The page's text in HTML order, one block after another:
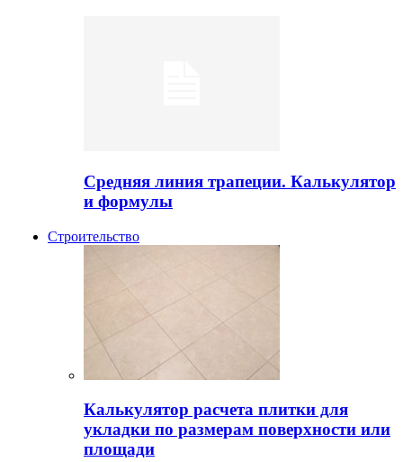
Средняя линия трапеции. Калькулятор
и формулы
Строительство
Калькулятор расчета плитки для
укладки по размерам поверхности или
площади